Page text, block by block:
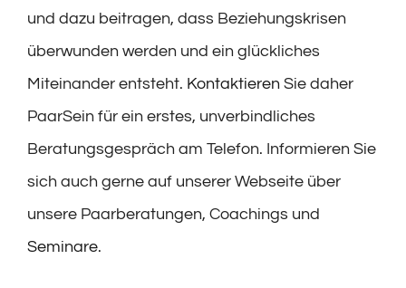
und dazu beitragen, dass Beziehungskrisen
überwunden werden und ein glückliches
Miteinander entsteht. Kontaktieren Sie daher
PaarSein für ein erstes, unverbindliches
Beratungsgespräch am Telefon. Informieren Sie
sich auch gerne auf unserer Webseite über
unsere Paarberatungen, Coachings und
Seminare.